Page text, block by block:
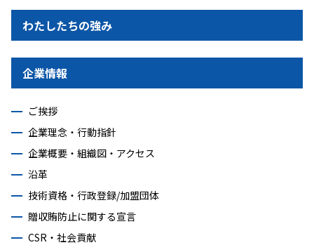
わたしたちの強み
企業情報
ご挨拶
企業理念・行動指針
企業概要・組織図・アクセス
沿革
技術資格・行政登録/加盟団体
贈収賄防止に関する宣言
CSR・社会貢献